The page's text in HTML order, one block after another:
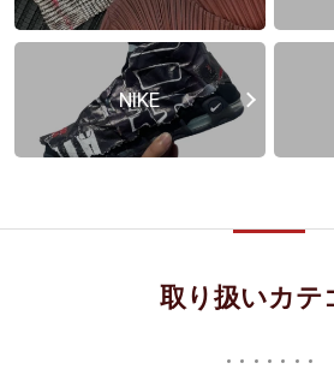
NIKE
取り扱いカテ